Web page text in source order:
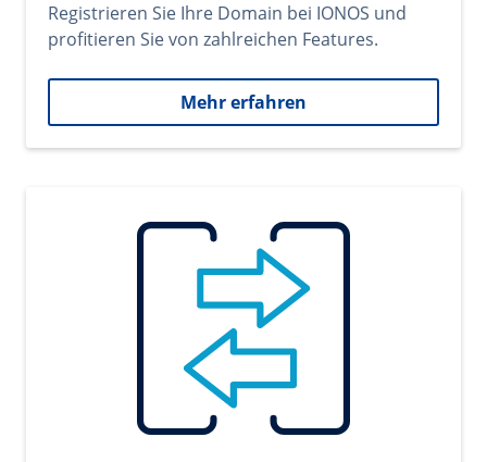
Registrieren Sie Ihre Domain bei IONOS und
profitieren Sie von zahlreichen Features.
Mehr erfahren